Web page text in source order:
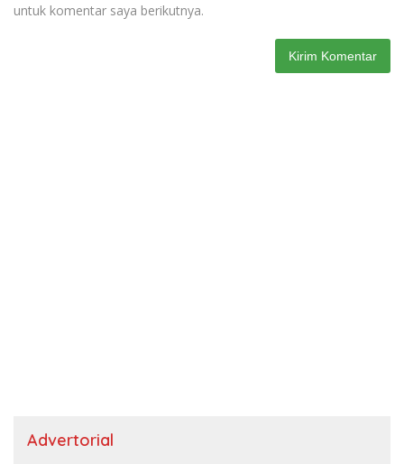
untuk komentar saya berikutnya.
Advertorial